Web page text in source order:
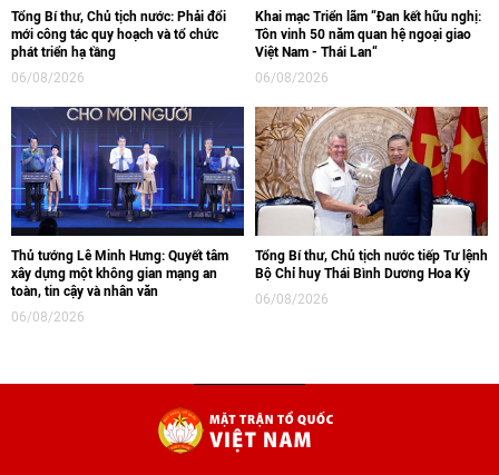
Tổng Bí thư, Chủ tịch nước: Phải đổi
mới công tác quy hoạch và tổ chức
phát triển hạ tầng
06/08/2026
Khai mạc Triển lãm “Đan kết hữu nghị:
Tôn vinh 50 năm quan hệ ngoại giao
Việt Nam - Thái Lan“
06/08/2026
Thủ tướng Lê Minh Hưng: Quyết tâm
xây dựng một không gian mạng an
toàn, tin cậy và nhân văn
06/08/2026
Tổng Bí thư, Chủ tịch nước tiếp Tư lệnh
Bộ Chỉ huy Thái Bình Dương Hoa Kỳ
06/08/2026